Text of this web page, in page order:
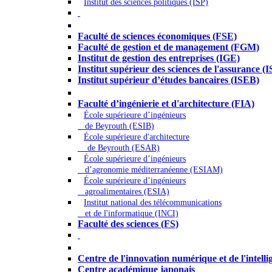
Institut des sciences politiques (ISP)
Faculté de sciences économiques (FSE)
Faculté de gestion et de management (FGM)
Institut de gestion des entreprises (IGE)
Institut supérieur des sciences de l'assurance
Institut supérieur d’études bancaires (ISEB)
Faculté d’ingénierie et d'architecture (FIA)
École supérieure d’ingénieurs
de Beyrouth (ESIB)
École supérieure d'architecture
de Beyrouth (ESAR)
École supérieure d’ingénieurs
d’agronomie méditerranéenne (ESIAM)
École supérieure d’ingénieurs
agroalimentaires (ESIA)
Institut national des télécommunications
et de l'informatique (INCI)
Faculté des sciences (FS)
Centre de l'innovation numérique et de
Centre académique japonais